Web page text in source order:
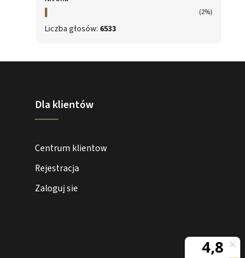
(2%)
Liczba głosów: 6533
Dla klientów
Centrum klientow
Rejestracja
Zaloguj sie